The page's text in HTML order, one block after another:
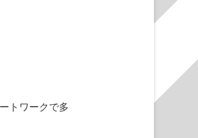
トワークで多